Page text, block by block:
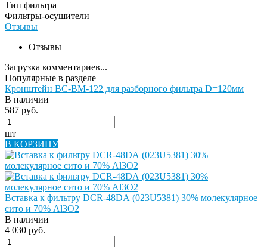
Тип фильтра
Фильтры-осушители
Отзывы
Отзывы
Загрузка комментариев...
Популярные в разделе
Кронштейн BC-BM-122 для разборного фильтра D=120мм
В наличии
587 руб.
шт
В КОРЗИНУ
Вставка к фильтру DCR-48DА (023U5381) 30% молекулярное
сито и 70% Al3O2
В наличии
4 030 руб.